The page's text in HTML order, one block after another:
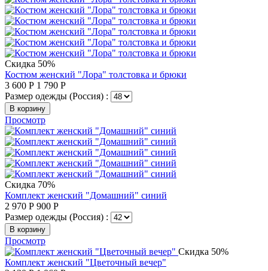
Скидка 50%
Костюм женский "Лора" толстовка и брюки
3 600 Р 1 790 Р
Размер одежды (Россия) :
В корзину
Просмотр
Скидка 70%
Комплект женский "Домашний" синий
2 970 Р 900 Р
Размер одежды (Россия) :
В корзину
Просмотр
Скидка 50%
Комплект женский "Цветочный вечер"